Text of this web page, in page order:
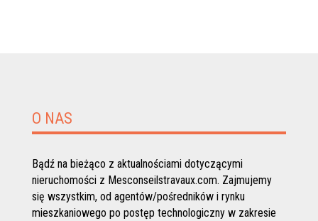
O NAS
Bądź na bieżąco z aktualnościami dotyczącymi
nieruchomości z Mesconseilstravaux.com. Zajmujemy
się wszystkim, od agentów/pośredników i rynku
mieszkaniowego po postęp technologiczny w zakresie